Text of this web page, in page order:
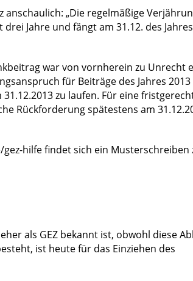
anschaulich: „Die regelmäßige
Jahre und fängt am 31.12. des
war von vornherein zu Unrecht
für Beiträge des Jahres
31.12.2013 zu laufen. Für eine
Rückforderung spätestens am
hilfe findet sich ein Musterschreiben
als GEZ bekannt ist, obwohl diese
ist heute für das Einziehen des
Nach öffentlichem